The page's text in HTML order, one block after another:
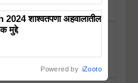
वरदान,
ओळख!
शाश्वतपणा अहवालातील
मुद्दे
Powered by iZooto